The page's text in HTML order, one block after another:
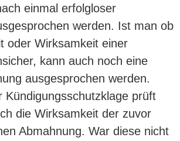
einmal erfolgloser
werden. Ist man ob
oder Wirksamkeit einer
kann auch noch eine
ausgesprochen werden.
Kündigungsschutzklage prüft
die Wirksamkeit der zuvor
Abmahnung. War diese nicht